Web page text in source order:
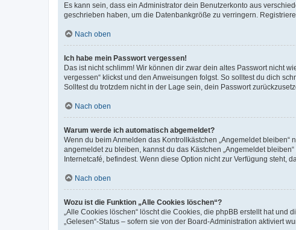
Es kann sein, dass ein Administrator dein Benutzerkonto aus
geschrieben haben, um die Datenbankgröße zu verringern.
Nach oben
Ich habe mein Passwort vergessen!
Das ist nicht schlimm! Wir können dir zwar dein altes Passwort nicht
vergessen“ klickst und den Anweisungen folgst. So solltest du dich
Solltest du trotzdem nicht in der Lage sein, dein Passwort
Nach oben
Warum werde ich automatisch abgemeldet?
Wenn du beim Anmelden das Kontrollkästchen „Angemeldet
angemeldet zu bleiben, kannst du das Kästchen „Angemeldet
Internetcafé, befindest. Wenn diese Option nicht zur Verfügung steht,
Nach oben
Wozu ist die Funktion „Alle Cookies löschen“?
„Alle Cookies löschen“ löscht die Cookies, die phpBB erstellt hat
„Gelesen“-Status – sofern sie von der Board-Administration aktiviert